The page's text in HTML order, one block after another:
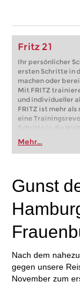
Fritz 21
Ihr persönlicher
ersten Schritte in
machen oder
Mit FRITZ
und individueller
FRITZ ist mehr als
eine
Schritte in die
oder bereits auf
FRITZ trainieren
individueller als je
Mehr...
Gunst
Nach dem
gegen unsere
November zum